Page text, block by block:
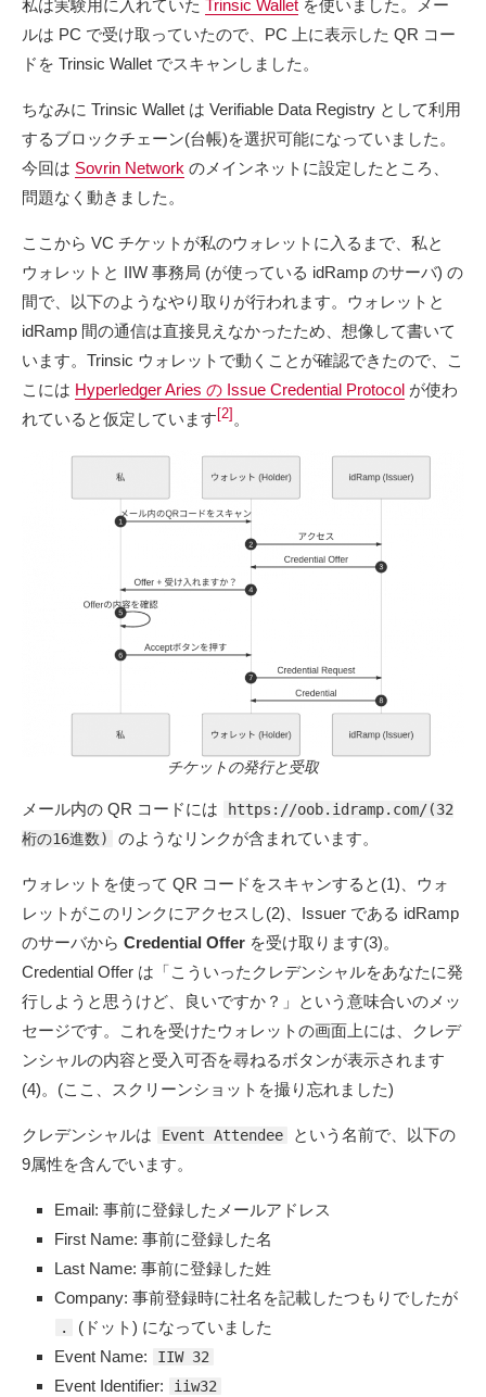
私は実験用に入れていた Trinsic Wallet を使いました。メー
ルは PC で受け取っていたので、PC 上に表示した QR コー
ドを Trinsic Wallet でスキャンしました。
ちなみに Trinsic Wallet は Verifiable Data Registry として利用
するブロックチェーン(台帳)を選択可能になっていました。
今回は Sovrin Network のメインネットに設定したところ、
問題なく動きました。
ここから VC チケットが私のウォレットに入るまで、私と
ウォレットと IIW 事務局 (が使っている idRamp のサーバ) の
間で、以下のようなやり取りが行われます。ウォレットと
idRamp 間の通信は直接見えなかったため、想像して書いて
います。Trinsic ウォレットで動くことが確認できたので、こ
こには Hyperledger Aries の Issue Credential Protocol が使わ
れていると仮定しています [2] 。
チケットの発行と受取
メール内の QR コードには
https://oob.idramp.com/(32
桁の16進数)
のようなリンクが含まれています。
ウォレットを使って QR コードをスキャンすると(1)、ウォ
レットがこのリンクにアクセスし(2)、Issuer である idRamp
のサーバから Credential Offer を受け取ります(3)。
Credential Offer は「こういったクレデンシャルをあなたに発
行しようと思うけど、良いですか？」という意味合いのメッ
セージです。これを受けたウォレットの画面上には、クレデ
ンシャルの内容と受入可否を尋ねるボタンが表示されます
(4)。(ここ、スクリーンショットを撮り忘れました)
クレデンシャルは Event Attendee
という名前で、以下の
9属性を含んでいます。
Email: 事前に登録したメールアドレス
First Name: 事前に登録した名
Last Name: 事前に登録した姓
Company: 事前登録時に社名を記載したつもりでしたが
.
(ドット) になっていました
Event Name:
IIW 32
Event Identifier: iiw32